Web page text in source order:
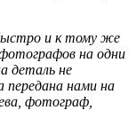
и к тому же
на одни
деталь не
передана нами на
фотограф,